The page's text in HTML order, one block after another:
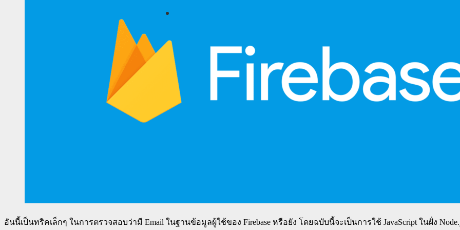
อันนี้เป็นทริคเล็กๆ ในการตรวจสอบว่ามี Email ในฐานข้อมูลผู้ใช้ของ Firebase หรือยัง โดยฉบับนี้จะเป็นการใช้ JavaScript ในฝั่ง